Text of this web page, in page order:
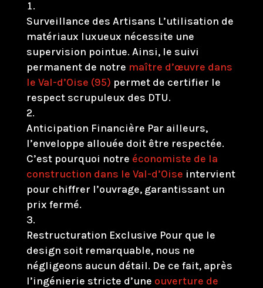
Surveillance des Artisans L’utilisation de
matériaux luxueux nécessite une
supervision pointue. Ainsi, le suivi
permanent de notre maître d’œuvre dans
le Val-d’Oise (95) permet de certifier le
respect scrupuleux des DTU.
Anticipation Financière Par ailleurs,
l’enveloppe allouée doit être respectée.
C’est pourquoi notre économiste de la
construction dans le Val-d’Oise intervient
pour chiffrer l’ouvrage, garantissant un
prix fermé.
Restructuration Exclusive Pour que le
design soit remarquable, nous ne
négligeons aucun détail. De ce fait, après
l’ingénierie stricte d’une ouverture de